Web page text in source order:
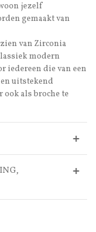
jezelf
gemaakt van
van Zirconia
modern
iedereen die van een
uitstekend
ook als broche te